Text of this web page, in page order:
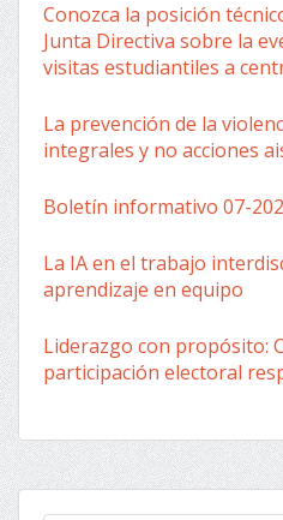
Conozca la posición
Junta Directiva sobre la
visitas estudiantiles a
La prevención de la
integrales y no acciones
Boletín informativo 07-
La IA en el trabajo
aprendizaje en equipo
Liderazgo con propósito:
participación electoral